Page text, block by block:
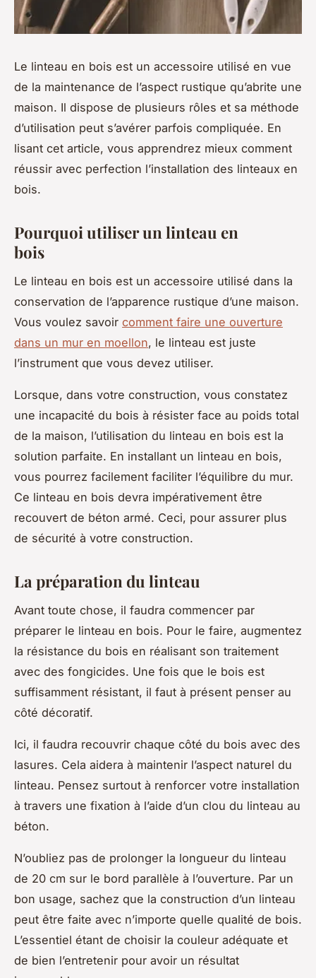
Le linteau en bois est un accessoire utilisé en vue
de la maintenance de l’aspect rustique qu’abrite une
maison. Il dispose de plusieurs rôles et sa méthode
d’utilisation peut s’avérer parfois compliquée. En
lisant cet article, vous apprendrez mieux comment
réussir avec perfection l’installation des linteaux en
bois.
Pourquoi utiliser un linteau en
bois
Le linteau en bois est un accessoire utilisé dans la
conservation de l’apparence rustique d’une maison.
Vous voulez savoir comment faire une ouverture
dans un mur en moellon, le linteau est juste
l’instrument que vous devez utiliser.
Lorsque, dans votre construction, vous constatez
une incapacité du bois à résister face au poids total
de la maison, l’utilisation du linteau en bois est la
solution parfaite. En installant un linteau en bois,
vous pourrez facilement faciliter l’équilibre du mur.
Ce linteau en bois devra impérativement être
recouvert de béton armé. Ceci, pour assurer plus
de sécurité à votre construction.
La préparation du linteau
Avant toute chose, il faudra commencer par
préparer le linteau en bois. Pour le faire, augmentez
la résistance du bois en réalisant son traitement
avec des fongicides. Une fois que le bois est
suffisamment résistant, il faut à présent penser au
côté décoratif.
Ici, il faudra recouvrir chaque côté du bois avec des
lasures. Cela aidera à maintenir l’aspect naturel du
linteau. Pensez surtout à renforcer votre installation
à travers une fixation à l’aide d’un clou du linteau au
béton.
N’oubliez pas de prolonger la longueur du linteau
de 20 cm sur le bord parallèle à l’ouverture. Par un
bon usage, sachez que la construction d’un linteau
peut être faite avec n’importe quelle qualité de bois.
L’essentiel étant de choisir la couleur adéquate et
de bien l’entretenir pour avoir un résultat